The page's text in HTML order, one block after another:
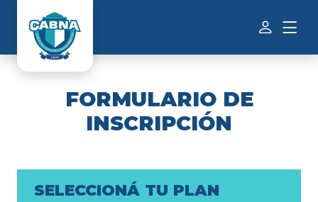
FORMULARIO DE
INSCRIPCIÓN
SELECCIONÁ TU PLAN